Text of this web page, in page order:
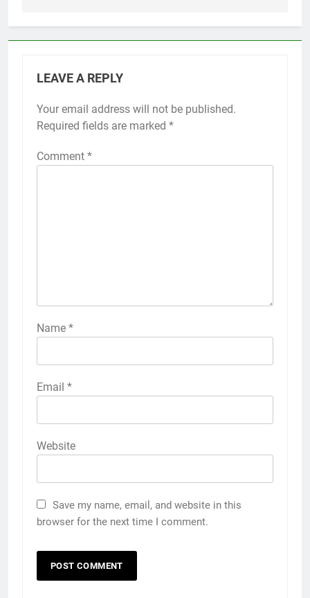
LEAVE A REPLY
Your email address will not be published.
Required fields are marked *
Comment *
Name *
Email *
Website
Save my name, email, and website in this
browser for the next time I comment.